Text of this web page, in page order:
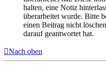
halten, eine Notiz
überarbeitet wurde. Bitte
einen Beitrag nicht
darauf geantwortet hat.
Nach oben